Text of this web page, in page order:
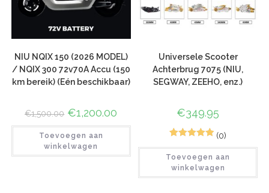
NIU NQIX 150 (2026 MODEL)
/ NQIX 300 72v70A Accu (150
km bereik) (Eén beschikbaar)
€1,500.00 €1,200.00
Toevoegen aan
winkelwagen
Universele Scooter
Achterbrug 7075 (NIU,
SEGWAY, ZEEHO, enz.)
€349.95
5.00op 5
gebaseerd
(0)
Toevoegen aan
winkelwagen